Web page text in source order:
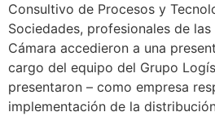
Consultivo de Procesos y
Sociedades, profesionales de
Cámara accedieron a una
cargo del equipo del Grupo
presentaron – como empresa
implementación de la